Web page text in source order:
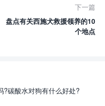
下一篇
盘点有关西施犬救援领养的10
个地点
?碳酸水对狗有什么好处?